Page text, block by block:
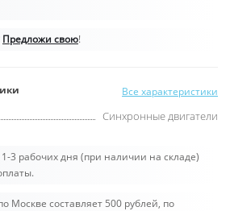
Предложи свою!
Все характеристики
Синхронные двигатели
1-3 рабочих дня (при наличии на складе)
Москве составляет 500 рублей, по